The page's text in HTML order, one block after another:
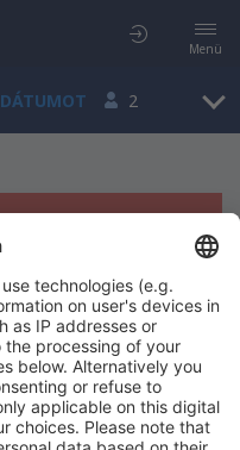
Menü
2
nem
kiválasztva